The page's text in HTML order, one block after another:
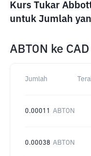
Kurs Tukar
untuk Jumlah
ABTON ke CAD
Jumlah
0.00011 ABTON
0.00038 ABTON